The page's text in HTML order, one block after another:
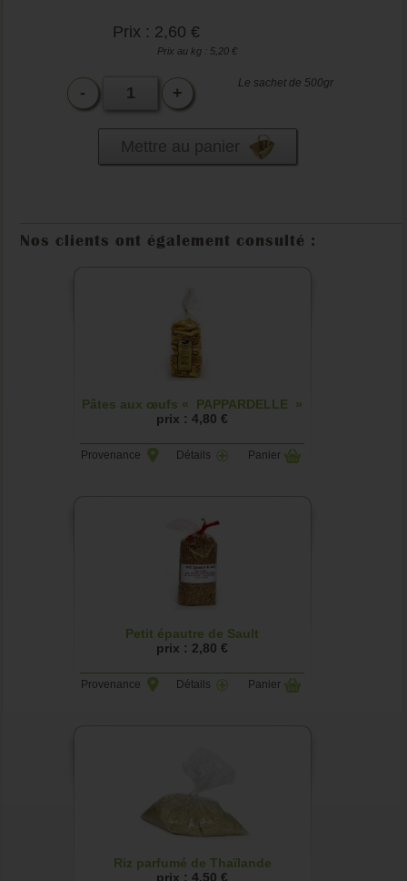
Prix : 2,60 €
Prix au kg : 5,20 €
- +
Le sachet de 500gr
Mettre au panier
Nos clients ont également consulté :
Pâtes aux œufs « PAPPARDELLE »
prix : 4,80 €
Provenance Détails Panier
Petit épautre de Sault
prix : 2,80 €
Provenance Détails Panier
Riz parfumé de Thaïlande
prix : 4,50 €